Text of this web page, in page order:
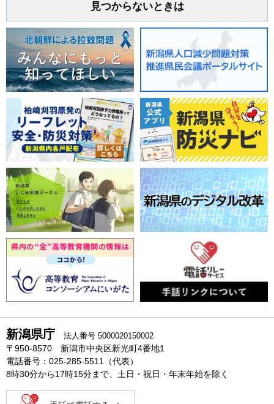
見つからないときは
新潟県庁 法人番号 5000020150002
〒950-8570 新潟市中央区新光町4番地1
電話番号：025-285-5511（代表）
8時30分から17時15分まで、土日・祝日・年末年始を除く